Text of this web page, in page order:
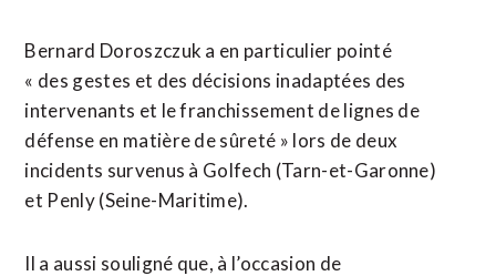
Bernard Doroszczuk a en particulier pointé
« des gestes et des décisions inadaptées des
intervenants et le franchissement de lignes de
défense en matière de sûreté » lors de deux
incidents survenus à Golfech (Tarn-et-Garonne)
et Penly (Seine-Maritime).
Il a aussi souligné que, à l’occasion de